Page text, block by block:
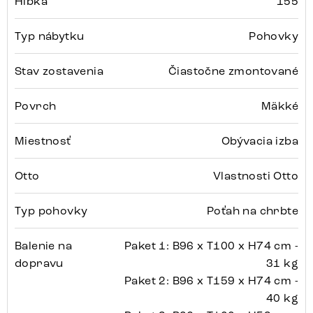
Typ nábytku Pohovky
Stav zostavenia Čiastočne zmontované
Povrch Mäkké
Miestnosť Obývacia izba
Otto Vlastnosti Otto
Typ pohovky Poťah na chrbte
Balenie na
dopravu
Paket 1: B96 x T100 x H74 cm -
31 kg
Paket 2: B96 x T159 x H74 cm -
40 kg